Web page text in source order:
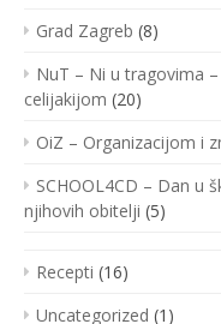
Grad Zagreb (8)
NuT – Ni u tragovima
celijakijom (20)
OiZ – Organizacijom i
SCHOOL4CD – Dan u
njihovih obitelji (5)
Recepti (16)
Uncategorized (1)